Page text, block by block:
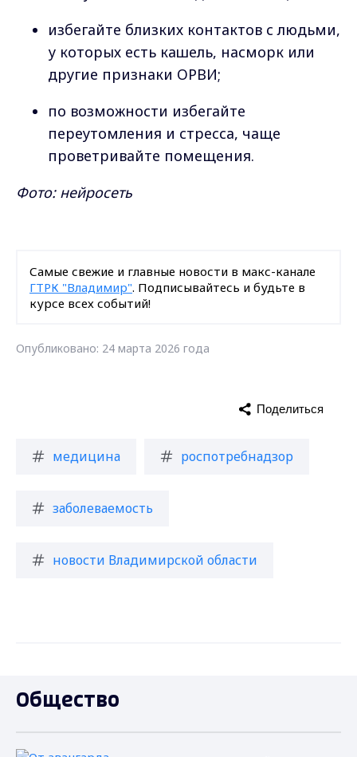
избегайте близких контактов с людьми,
у которых есть кашель, насморк или
другие признаки ОРВИ;
по возможности избегайте
переутомления и стресса, чаще
проветривайте помещения.
Фото: нейросеть
Самые свежие и главные новости в макс-канале
ГТРК "Владимир". Подписывайтесь и будьте в
курсе всех событий!
Опубликовано: 24 марта 2026 года
медицина роспотребнадзор
заболеваемость
новости Владимирской области
Поделиться
Общество